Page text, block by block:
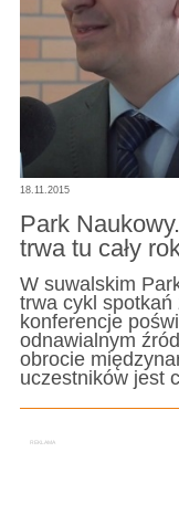
18.11.2015
Park
trwa tu cały
W suwalskim
trwa cykl
konferencje
odnawialnym
obrocie
uczestników jest